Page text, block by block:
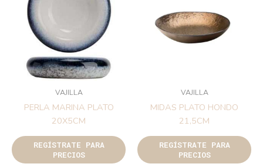
VAJILLA
PERLA MARINA PLATO
20X5CM
REGÍSTRATE PARA
PRECIOS
VAJILLA
MIDAS PLATO HONDO
21,5CM
REGÍSTRATE PARA
PRECIOS